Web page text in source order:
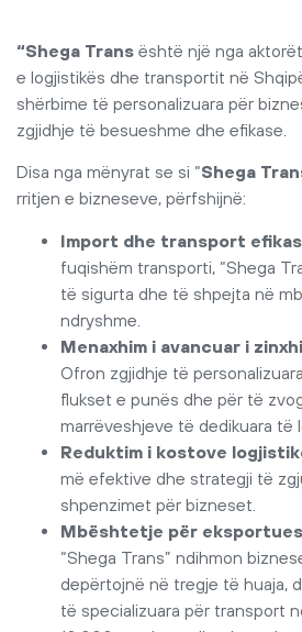
“Shega Trans është një nga
e logjistikës dhe transportit në
shërbime të personalizuara për
zgjidhje të besueshme dhe efikase.
Disa nga mënyrat se si “Shega
rritjen e bizneseve, përfshijnë:
Import dhe transport efikas
fuqishëm transporti, “Shega
të sigurta dhe të shpejta në
ndryshme.
Menaxhim i avancuar i
Ofron zgjidhje të
flukset e punës dhe për të
marrëveshjeve të dedikuara të
Reduktim i kostove
më efektive dhe strategji të
shpenzimet për bizneset.
Mbështetje për
“Shega Trans” ndihmon
depërtojnë në tregje të huaja,
të specializuara për transport